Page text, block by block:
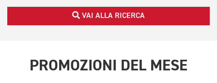
VAI ALLA RICERCA
PROMOZIONI DEL MESE